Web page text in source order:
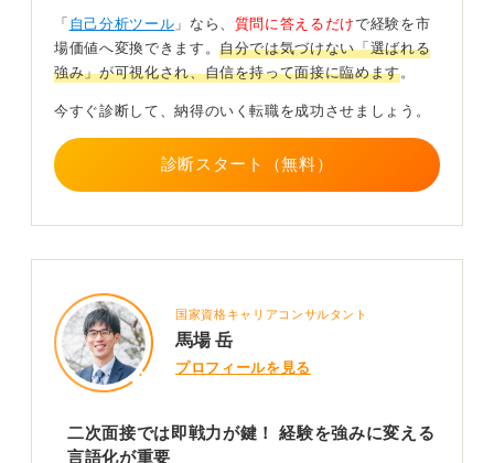
て自分がどのような人物であるかを再認識できていな
い、あるいは認識が更新されていないと見なされます。
うな状況を繰り返す可能性があるというマイナスな再現
性を連想させてしまうでしょう。
最低限、現時点で自分がどのような人間であり、どのよ
うにしておくことが必要です。
「 自己分析ツール 」なら、 質問に答えるだけで経験を市
場価値へ変換できます。自分では気づけない「選ばれる
強み」が可視化され、自信を持って面接に臨めます。
今すぐ診断して、納得のいく転職を成功させましょう。
診断スタート（無料）
国家資格キャリアコンサルタント
馬場 岳
プロフィールを見る
二次面接では即戦力が鍵！ 経験を強みに変える
言語化が重要